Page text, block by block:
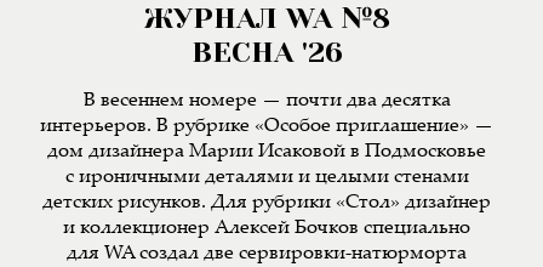
ЖУРНАЛ WA №8
ВЕСНА '26
В весеннем номере — почти два десятка
интерьеров. В рубрике «Особое приглашение» —
дом дизайнера Марии Исаковой в Подмосковье
с ироничными деталями и целыми стенами
детских рисунков. Для рубрики «Стол» дизайнер
и коллекционер Алексей Бочков специально
для WA создал две сервировки-натюрморта